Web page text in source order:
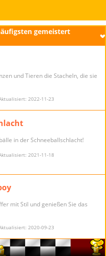
gemeistert
und Tieren die Stacheln, die sie
2022-11-23
in der Schneeballschlacht!
2021-11-18
mit Stil und genießen Sie das
2020-09-23